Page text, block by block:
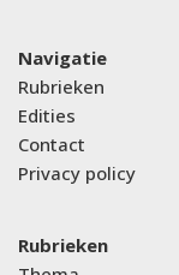
Navigatie
Rubrieken
Edities
Contact
Privacy policy
Rubrieken